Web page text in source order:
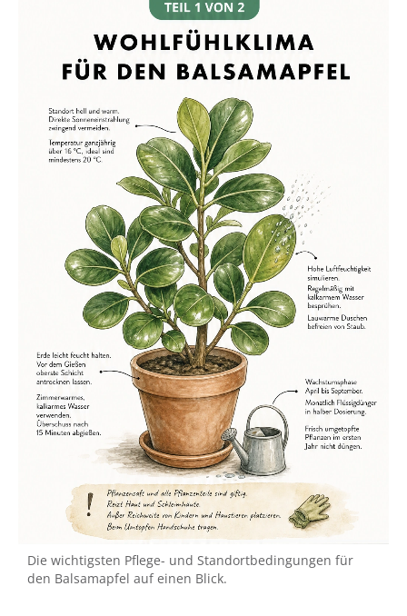
Die wichtigsten Pflege- und Standortbedingungen für
den Balsamapfel auf einen Blick.